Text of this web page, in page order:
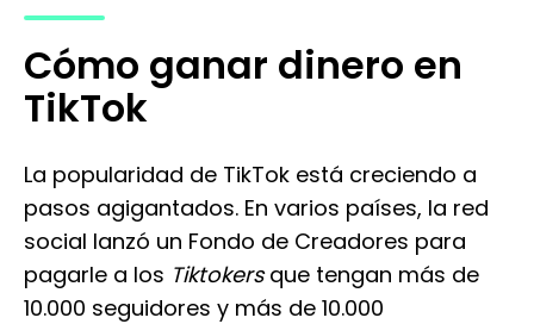
Cómo ganar dinero en
TikTok
La popularidad de TikTok está creciendo a
pasos agigantados. En varios países, la red
social lanzó un Fondo de Creadores para
pagarle a los Tiktokersque tengan más de
10.000 seguidores y más de 10.000